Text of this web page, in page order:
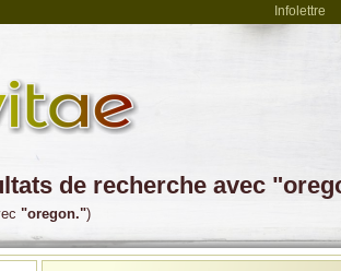
Infolettre
de recherche avec
"oregon.")